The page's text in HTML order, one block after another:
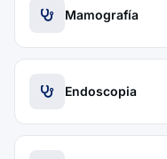
Mamografía
Endoscopia